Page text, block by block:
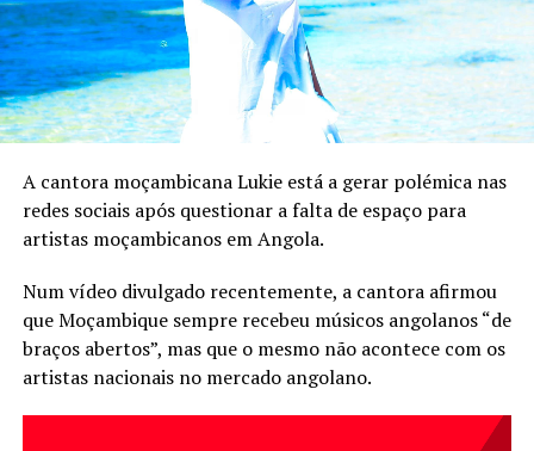
A cantora moçambicana Lukie está a gerar polémica nas
redes sociais após questionar a falta de espaço para
artistas moçambicanos em Angola.
Num vídeo divulgado recentemente, a cantora afirmou
que Moçambique sempre recebeu músicos angolanos “de
braços abertos”, mas que o mesmo não acontece com os
artistas nacionais no mercado angolano.